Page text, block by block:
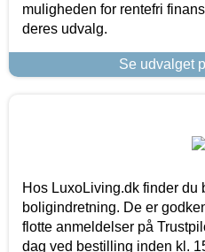
muligheden for rentefri
deres udvalg.
Se udvalget
Hos LuxoLiving.dk finder du
boligindretning. De er
flotte anmeldelser på
dag ved bestilling inden kl.